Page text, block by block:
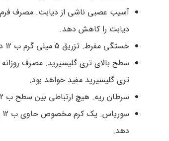
دیابت را کاهش دهد.
خستگی مفرط. تزریق 5 میلی گرم ب 12 دو بار در هفته می تواند حال عمومی افراد را بهبود ببخشد.
سطح بالای تری گلیسیرید. مصرف روزانه 7.5 میلی گرم ب 12 همراه با 5گرم
تری گلیسیرید مفید خواهد بود.
سرطان ریه. هیچ ارتباطی بین سطح ب 12 موجود در خون و خطر ابتلا به سرطان ریه وجود ندارد.
دهد.